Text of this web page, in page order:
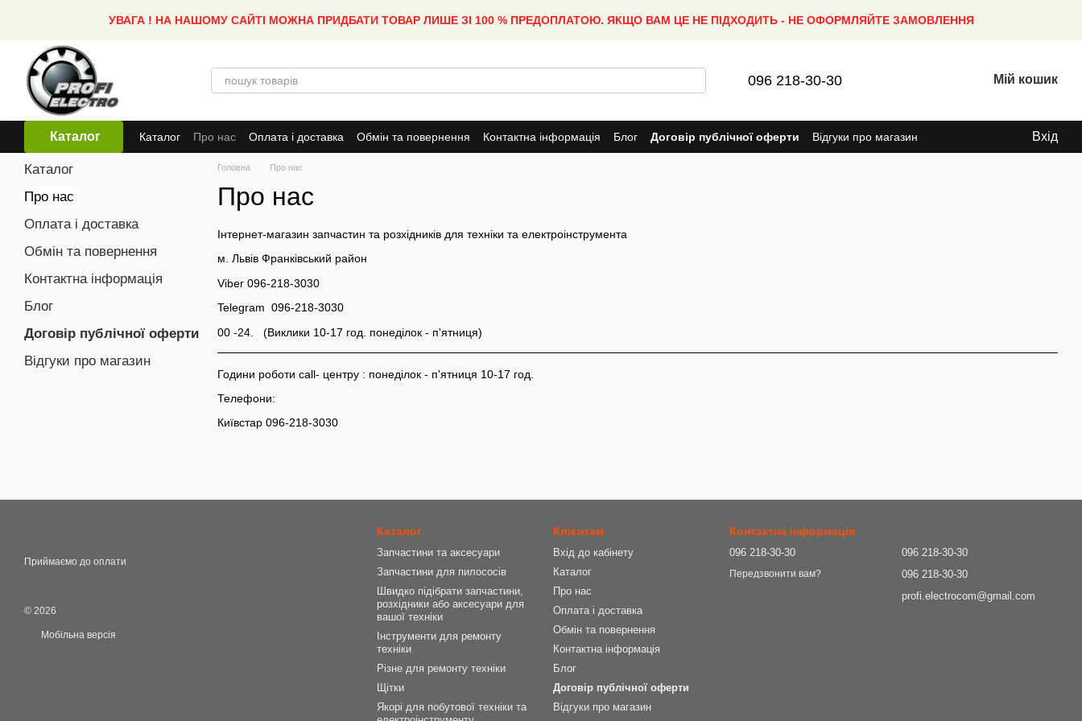
УВАГА ! НА НАШОМУ САЙТІ МОЖНА ПРИДБАТИ ТОВАР ЛИШЕ ЗІ 100 % ПРЕДОПЛАТОЮ. ЯКЩО ВАМ ЦЕ НЕ ПІДХОДИТЬ - НЕ ОФОРМЛЯЙТЕ ЗАМОВЛЕННЯ
096 218-30-30 Мій кошик
Каталог Каталог Про нас Оплата і доставка Обмін та повернення Контактна інформація Блог Договір публічної оферти Відгуки про магазин Вхід
Головна Про нас
Про нас
Інтернет-магазин запчастин та розхідників для техніки та електроінструмента
м. Львів Франківський район
Viber 096-218-3030
Telegram 096-218-3030
00 -24. (Виклики 10-17 год. понеділок - п'ятниця)
Години роботи call- центру : понеділок - п'ятниця 10-17 год.
Телефони:
Київстар 096-218-3030
Каталог
Про нас
Оплата і доставка
Обмін та повернення
Контактна інформація
Блог
Договір публічної оферти
Відгуки про магазин
Приймаємо до оплати
© 2026
Мобільна версія
Каталог
Запчастини та аксесуари
Запчастини для пилососів
Швидко підібрати запчастини,
розхідники або аксесуари для
вашої техніки
Інструменти для ремонту
техніки
Різне для ремонту техніки
Щітки
Якорі для побутової техніки та
Клієнтам
Вхід до кабінету
Каталог
Про нас
Оплата і доставка
Обмін та повернення
Контактна інформація
Блог
Договір публічної оферти
Відгуки про магазин
Контактна інформація
096 218-30-30
Передзвонити вам?
096 218-30-30
096 218-30-30
profi.electrocom@gmail.com